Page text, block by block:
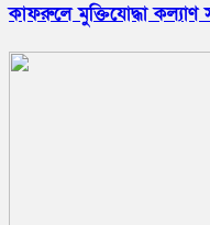
কাফরুলে মুক্তিযোদ্ধা কল্যাণ